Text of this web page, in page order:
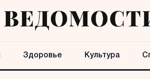
Здоровье Культура